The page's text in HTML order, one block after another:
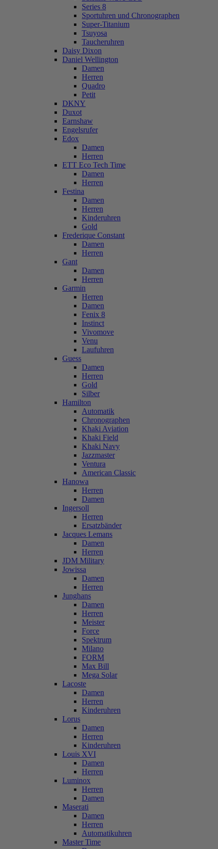
Series 8
Sportuhren und Chronographen
Super-Titanium
Tsuyosa
Taucheruhren
Daisy Dixon
Daniel Wellington
Damen
Herren
Quadro
Petit
DKNY
Duxot
Earnshaw
Engelsrufer
Edox
Damen
Herren
ETT Eco Tech Time
Damen
Herren
Festina
Damen
Herren
Kinderuhren
Gold
Frederique Constant
Damen
Herren
Gant
Damen
Herren
Garmin
Herren
Damen
Fenix 8
Instinct
Vivomove
Venu
Laufuhren
Guess
Damen
Herren
Gold
Silber
Hamilton
Automatik
Chronographen
Khaki Aviation
Khaki Field
Khaki Navy
Jazzmaster
Ventura
American Classic
Hanowa
Herren
Damen
Ingersoll
Herren
Ersatzbänder
Jacques Lemans
Damen
Herren
JDM Military
Jowissa
Damen
Herren
Junghans
Damen
Herren
Meister
Force
Spektrum
Milano
FORM
Max Bill
Mega Solar
Lacoste
Damen
Herren
Kinderuhren
Lorus
Damen
Herren
Kinderuhren
Louis XVI
Damen
Herren
Luminox
Herren
Damen
Maserati
Damen
Herren
Automatikuhren
Master Time